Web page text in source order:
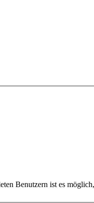
Benutzern ist es